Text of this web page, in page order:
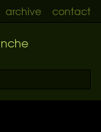
archive contact